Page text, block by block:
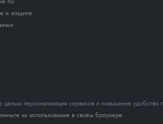
и защите
персонализации сервисов и повышения удобства
их использование в своём браузере.